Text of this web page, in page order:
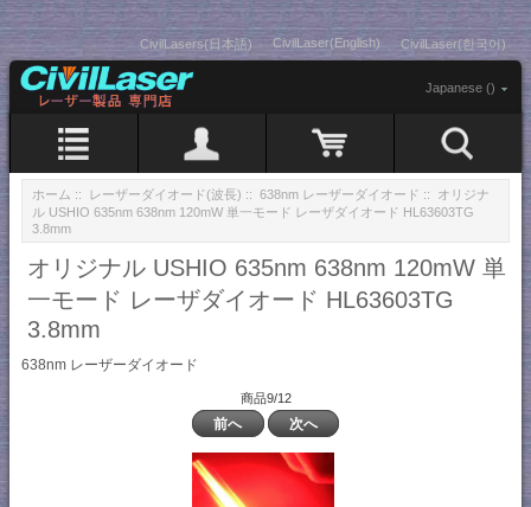
CivilLasers(日本語) CivilLaser(English) CivilLaser(한국어)
Japanese ()
ホーム :: レーザーダイオード(波長) :: 638nm レーザーダイオード :: オリジナ
ル USHIO 635nm 638nm 120mW 単一モード レーザダイオード HL63603TG
3.8mm
オリジナル USHIO 635nm 638nm 120mW 単
一モード レーザダイオード HL63603TG
3.8mm
638nm レーザーダイオード
商品9/12
前へ 次へ